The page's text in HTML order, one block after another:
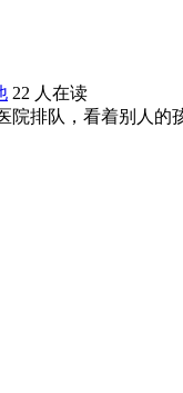
22 人在读
院排队，看着别人